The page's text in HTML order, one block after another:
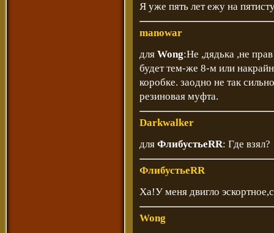
Я уже пять лет ежу на
manowar
для Wong:Не ,дядька ,не
будет тем-же 8-м или
коробке. заодно не так
резиновая муфта.
Darkwalker
для ФлибустьеRR: Где взял?
ФлибустьеRR
Ха!У меня двигло
Wong